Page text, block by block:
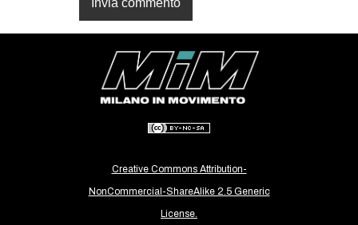
RECENSIONI
INTERNAZIONALE
AFRICA
AMERICHE
ESTREMO ORIENTE
MEDIO ORIENTE
MONDO
Creative Commons Attribution-
NonCommercial-ShareAlike 2.5 Generic
License.